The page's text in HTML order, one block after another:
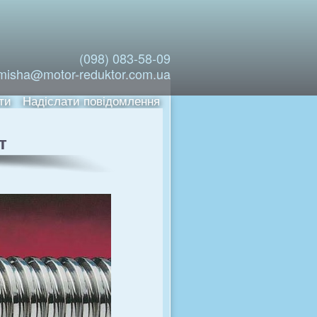
(098) 083-58-09
reduktor.com.ua
Надіслати повідомлення